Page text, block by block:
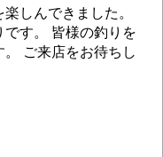
しんできました。
す。 皆様の釣りを
ご来店をお待ちし